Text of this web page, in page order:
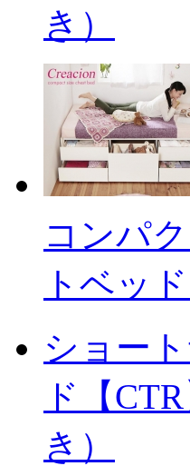
き）
コンパ
トベッ
ショー
ド【
き）